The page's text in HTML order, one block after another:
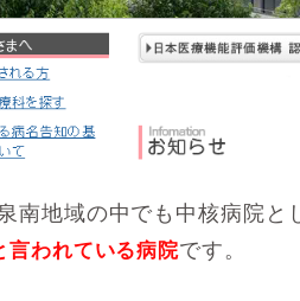
南地域の中でも中核病院と
言われている病院です。